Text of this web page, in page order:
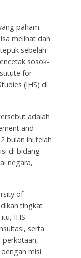
paham
melihat dan
sebelah
sosok-
for
(IHS) di
adalah
and
bulan ini telah
di bidang
negara,
of
tingkat
IHS
serta
perkotaan,
misi